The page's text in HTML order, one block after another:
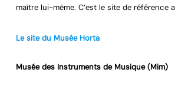
maître lui-même. C’est le site de référence
Le site du Musée Horta
Musée des Instruments de Musique (Mim)